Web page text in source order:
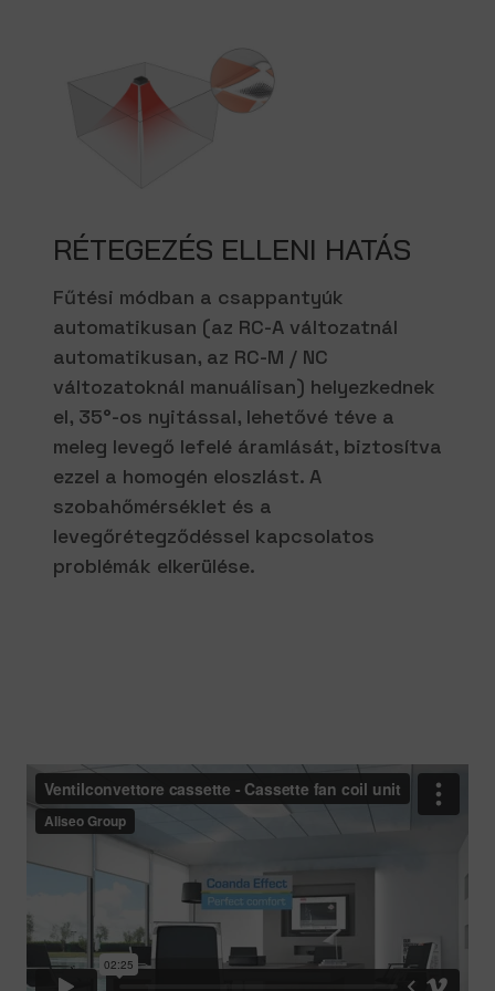
RÉTEGEZÉS ELLENI HATÁS
Fűtési módban a csappantyúk
automatikusan (az RC-A változatnál
automatikusan, az RC-M / NC
változatoknál manuálisan) helyezkednek
el, 35°-os nyitással, lehetővé téve a
meleg levegő lefelé áramlását, biztosítva
ezzel a homogén eloszlást. A
szobahőmérséklet és a
levegőrétegződéssel kapcsolatos
problémák elkerülése.